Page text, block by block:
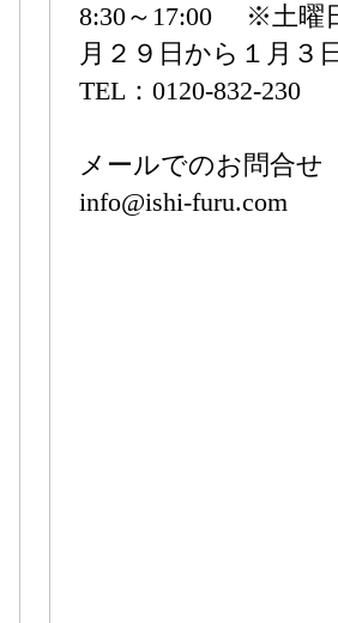
8:30～17:00 ※土曜
月２９日から１月３
TEL：0120-832-230
メールでのお問合せ
info@ishi-furu.com